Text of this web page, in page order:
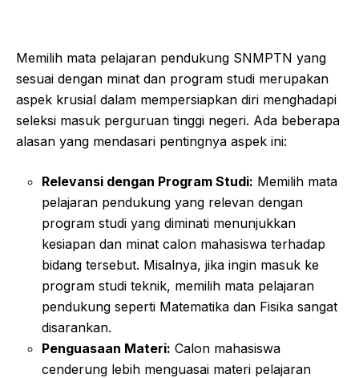
Memilih mata pelajaran pendukung SNMPTN yang
sesuai dengan minat dan program studi merupakan
aspek krusial dalam mempersiapkan diri menghadapi
seleksi masuk perguruan tinggi negeri. Ada beberapa
alasan yang mendasari pentingnya aspek ini:
Relevansi dengan Program Studi: Memilih mata
pelajaran pendukung yang relevan dengan
program studi yang diminati menunjukkan
kesiapan dan minat calon mahasiswa terhadap
bidang tersebut. Misalnya, jika ingin masuk ke
program studi teknik, memilih mata pelajaran
pendukung seperti Matematika dan Fisika sangat
disarankan.
Penguasaan Materi: Calon mahasiswa
cenderung lebih menguasai materi pelajaran